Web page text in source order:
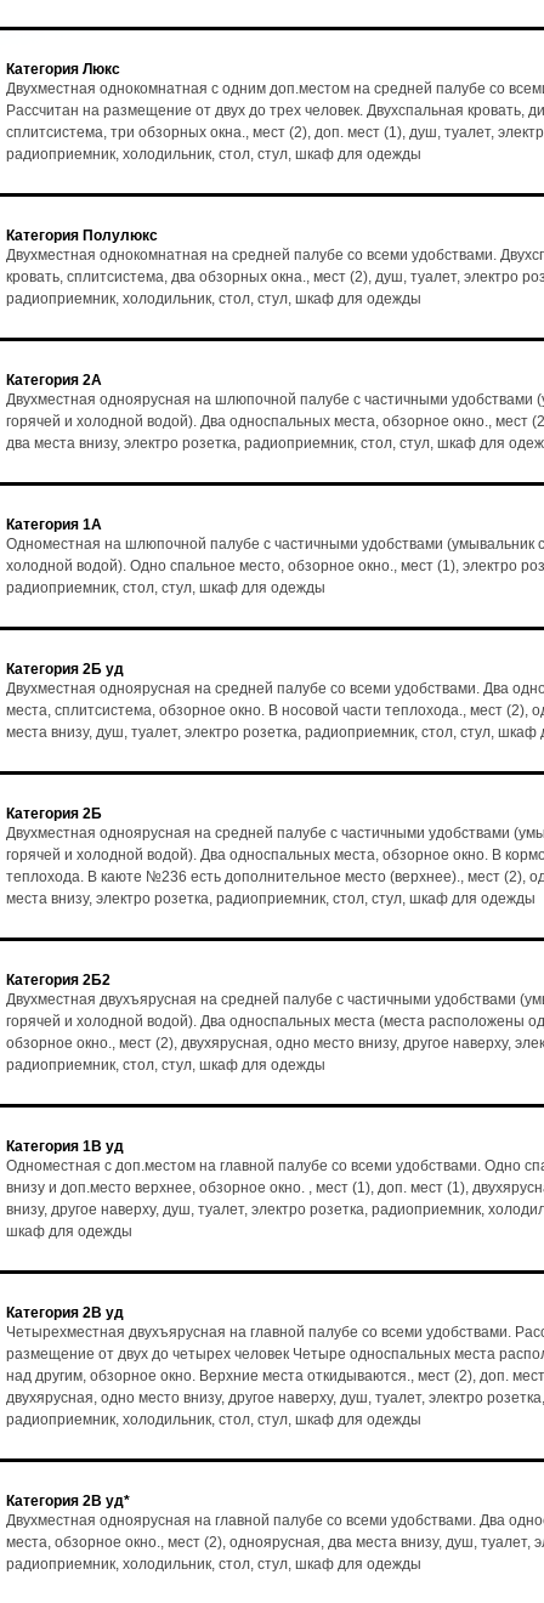
Категория Люкс
Двухместная однокомнатная с одним доп.местом на средней палубе со
Рассчитан на размещение от двух до трех человек. Двухспальная кровать,
сплитсистема, три обзорных окна., мест (2), доп. мест (1), душ, туалет,
радиоприемник, холодильник, стол, стул, шкаф для одежды
Категория Полулюкс
Двухместная однокомнатная на средней палубе со всеми удобствами.
кровать, сплитсистема, два обзорных окна., мест (2), душ, туалет, электро
радиоприемник, холодильник, стол, стул, шкаф для одежды
Категория 2А
Двухместная одноярусная на шлюпочной палубе с частичными удобствами
горячей и холодной водой). Два односпальных места, обзорное окно., мест
два места внизу, электро розетка, радиоприемник, стол, стул, шкаф для
Категория 1А
Одноместная на шлюпочной палубе с частичными удобствами (умывальник
холодной водой). Одно спальное место, обзорное окно., мест (1), электро
радиоприемник, стол, стул, шкаф для одежды
Категория 2Б уд
Двухместная одноярусная на средней палубе со всеми удобствами. Два
места, сплитсистема, обзорное окно. В носовой части теплохода., мест (2),
места внизу, душ, туалет, электро розетка, радиоприемник, стол, стул,
Категория 2Б
Двухместная одноярусная на средней палубе с частичными удобствами
горячей и холодной водой). Два односпальных места, обзорное окно. В
теплохода. В каюте №236 есть дополнительное место (верхнее)., мест (2),
места внизу, электро розетка, радиоприемник, стол, стул, шкаф для одежды
Категория 2Б2
Двухместная двухъярусная на средней палубе с частичными удобствами
горячей и холодной водой). Два односпальных места (места расположены
обзорное окно., мест (2), двухярусная, одно место внизу, другое наверху,
радиоприемник, стол, стул, шкаф для одежды
Категория 1В уд
Одноместная с доп.местом на главной палубе со всеми удобствами. Одно
внизу и доп.место верхнее, обзорное окно. , мест (1), доп. мест (1),
внизу, другое наверху, душ, туалет, электро розетка, радиоприемник,
шкаф для одежды
Категория 2В уд
Четырехместная двухъярусная на главной палубе со всеми удобствами.
размещение от двух до четырех человек Четыре односпальных места
над другим, обзорное окно. Верхние места откидываются., мест (2), доп.
двухярусная, одно место внизу, другое наверху, душ, туалет, электро розетка,
радиоприемник, холодильник, стол, стул, шкаф для одежды
Категория 2В уд*
Двухместная одноярусная на главной палубе со всеми удобствами. Два
места, обзорное окно., мест (2), одноярусная, два места внизу, душ, туалет,
радиоприемник, холодильник, стол, стул, шкаф для одежды